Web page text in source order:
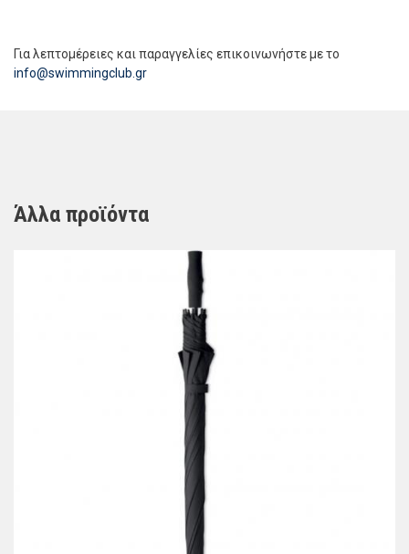
Για λεπτομέρειες και παραγγελίες επικοινωνήστε με το
info@swimmingclub.gr
Άλλα προϊόντα